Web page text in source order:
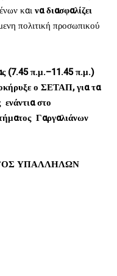
καινα διασφαλίζει
πολιτική προσωπικού
(7.45 π.μ.–11.45 π.μ.)
ο ΣΕΤΑΠ, για τα
ενάντια στο
Γαργαλιάνων
ΥΠΑΛΛΗΛΩΝ